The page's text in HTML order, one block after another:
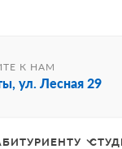
К НАМ
ул. Лесная 29